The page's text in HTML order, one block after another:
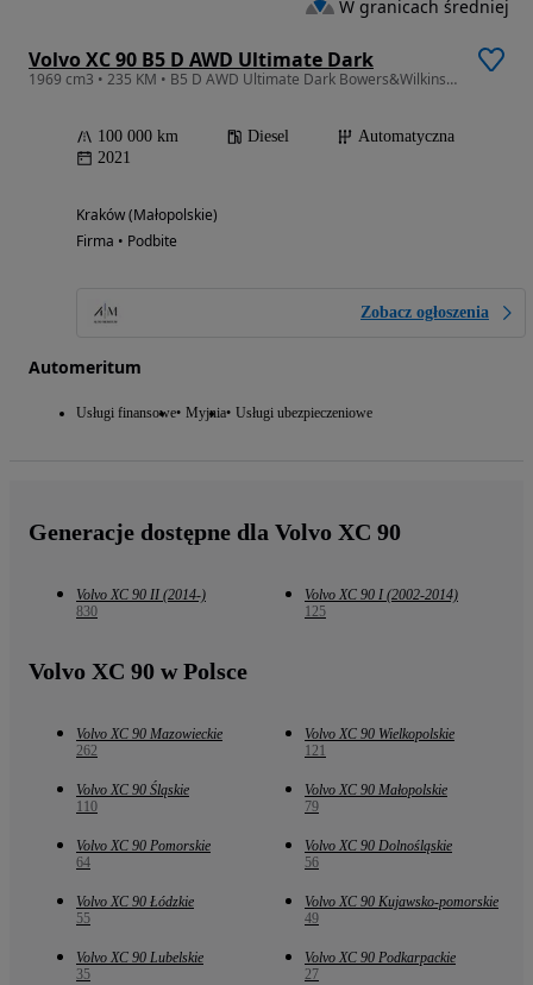
Volvo XC 90 B5 D AWD Ultimate Dark
1969 cm3 • 235 KM • B5 D AWD Ultimate Dark Bowers&Wilkins Panorama FourC Hak
100 000 km Diesel
Automatyczna
2021
Kraków (Małopolskie)
Firma • Podbite
Zobacz ogłoszenia
Automeritum
Usługi finansowe Myjnia Usługi ubezpieczeniowe
W granicach średniej
Generacje dostępne dla Volvo XC 90
Volvo XC 90 II (2014-)
830
Volvo XC 90 I (2002-2014)
125
Volvo XC 90 w Polsce
Volvo XC 90 Mazowieckie
262
Volvo XC 90 Wielkopolskie
121
Volvo XC 90 Śląskie
110
Volvo XC 90 Małopolskie
79
Volvo XC 90 Pomorskie
64
Volvo XC 90 Dolnośląskie
56
Volvo XC 90 Łódzkie
55
Volvo XC 90 Kujawsko-pomorskie
49
Volvo XC 90 Lubelskie
35
Volvo XC 90 Podkarpackie
27